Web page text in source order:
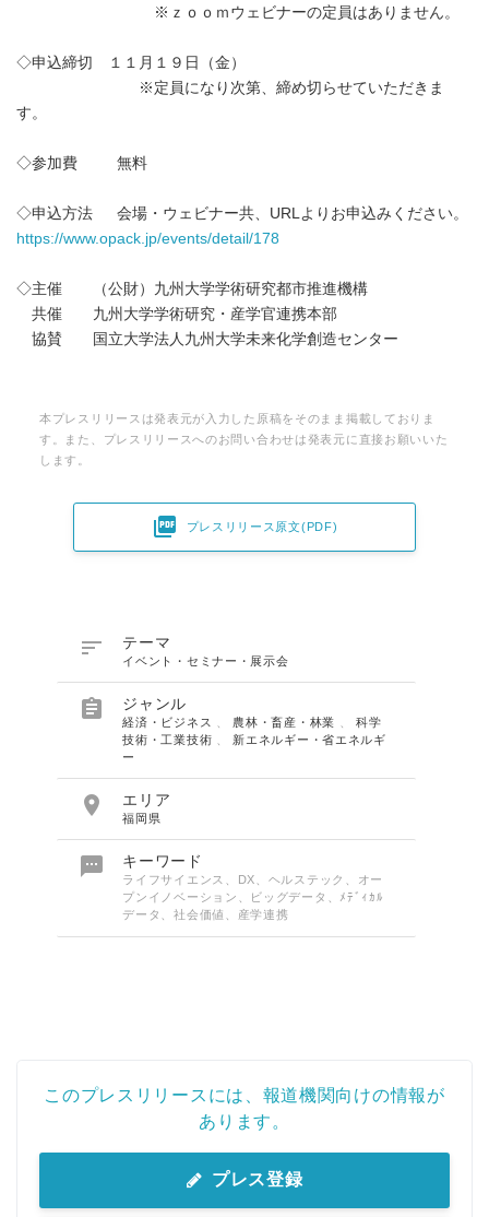
※ｚｏｏｍウェビナーの定員はありません。
◇申込締切 １１月１９日（金）
※定員になり次第、締め切らせていただきま
す。
◇参加費 無料
◇申込方法 会場・ウェビナー共、URLよりお申込みください。
https://www.opack.jp/events/detail/178
◇主催 （公財）九州大学学術研究都市推進機構
共催 九州大学学術研究・産学官連携本部
協賛 国立大学法人九州大学未来化学創造センター
本プレスリリースは発表元が入力した原稿をそのまま掲載しておりま
す。また、プレスリリースへのお問い合わせは発表元に直接お願いいた
します。
 プレスリリース原文(PDF)
 テーマ
イベント・セミナー・展示会
 ジャンル
経済・ビジネス 農林・畜産・林業 、科学
技術・工業技術
新エネルギー・省エネルギ
ー
 エリア
福岡県
 キーワード
ライフサイエンス、DX、ヘルステック、オー
プンイノベーション、ビッグデータ、ﾒﾃﾞｨｶﾙ
データ、社会価値、産学連携
このプレスリリースには、報道機関向けの情報が
あります。
プレス登録